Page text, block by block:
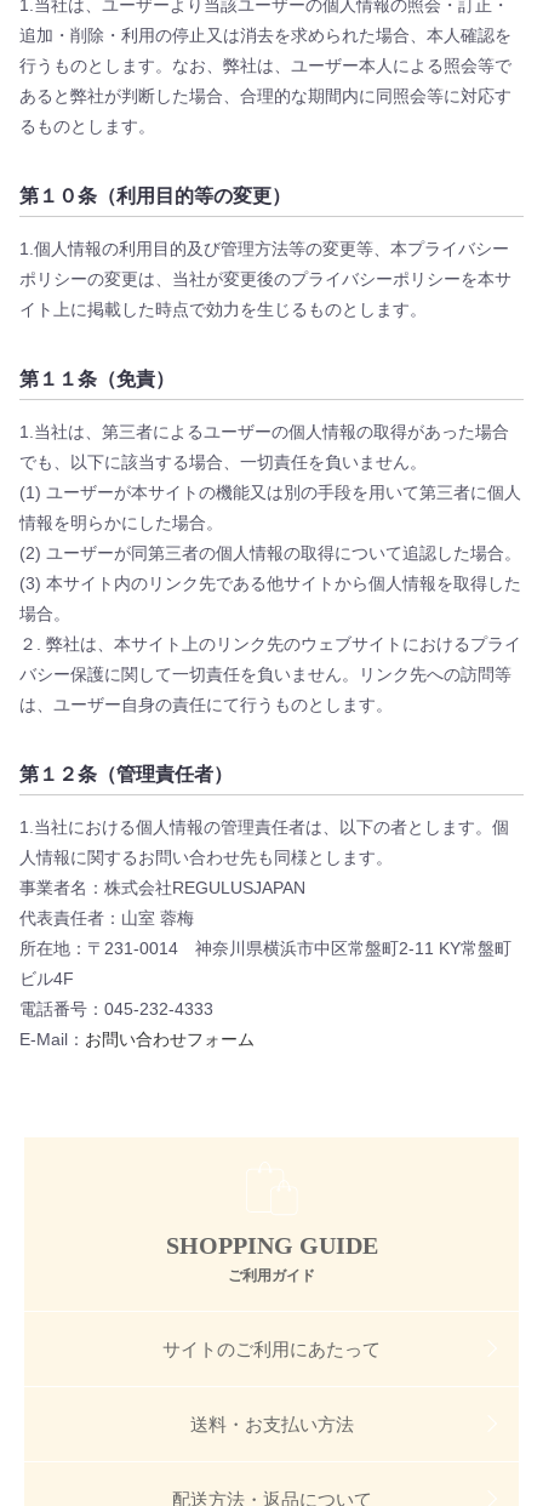
1.当社は、ユーザーより当該ユーザーの個人情報の照会・訂正・
追加・削除・利用の停止又は消去を求められた場合、本人確認を
行うものとします。なお、弊社は、ユーザー本人による照会等で
あると弊社が判断した場合、合理的な期間内に同照会等に対応す
るものとします。
第１０条（利用目的等の変更）
1.個人情報の利用目的及び管理方法等の変更等、本プライバシー
ポリシーの変更は、当社が変更後のプライバシーポリシーを本サ
イト上に掲載した時点で効力を生じるものとします。
第１１条（免責）
1.当社は、第三者によるユーザーの個人情報の取得があった場合
でも、以下に該当する場合、一切責任を負いません。
(1) ユーザーが本サイトの機能又は別の手段を用いて第三者に個人
情報を明らかにした場合。
(2) ユーザーが同第三者の個人情報の取得について追認した場合。
(3) 本サイト内のリンク先である他サイトから個人情報を取得した
場合。
２. 弊社は、本サイト上のリンク先のウェブサイトにおけるプライ
バシー保護に関して一切責任を負いません。リンク先への訪問等
は、ユーザー自身の責任にて行うものとします。
第１２条（管理責任者）
1.当社における個人情報の管理責任者は、以下の者とします。個
人情報に関するお問い合わせ先も同様とします。
事業者名：株式会社REGULUSJAPAN
代表責任者：山室 蓉梅
所在地：〒231-0014 神奈川県横浜市中区常盤町2-11 KY常盤町
ビル4F
電話番号：045-232-4333
E-Mail： お問い合わせフォーム
SHOPPING GUIDE
ご利用ガイド
サイトのご利用にあたって
送料・お支払い方法
配送方法・返品について